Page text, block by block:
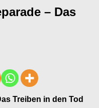
– Das
Treiben in den Tod